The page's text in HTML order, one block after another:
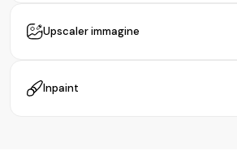
Upscaler immagine
Inpaint